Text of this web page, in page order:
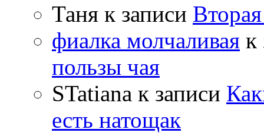
Таня к записи
фиалка молчаливая к
пользы чая
STatiana к записи
есть натощак